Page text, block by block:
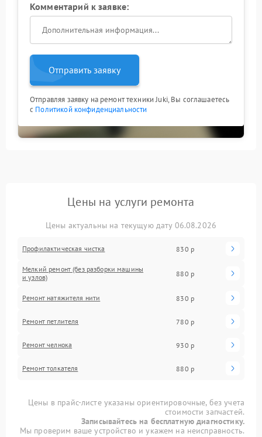
Комментарий к заявке:
Отправить заявку
Отправляя заявку на ремонт техники Juki, Вы соглашаетесь
с Политикой конфиденциальности
Цены на услуги ремонта
Цены актуальны на текущую дату 06.08.2026
Профилактическая чистка 830 р
Мелкий ремонт (без разборки машины
и узлов)
880 р
Ремонт натяжителя нити 830 р
Ремонт петлителя 780 р
Ремонт челнока 930 р
Ремонт толкателя 880 р
Цены в прайс-листе указаны ориентировочные, без учета
стоимости запчастей.
Записывайтесь на бесплатную диагностику.
Мы проверим ваше устройство и укажем на неисправность.